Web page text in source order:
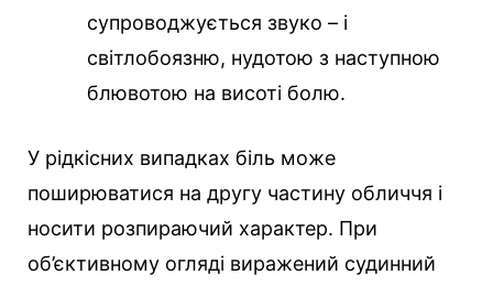
супроводжується звуко – і
світлобоязню, нудотою з наступною
блювотою на висоті болю.
У рідкісних випадках біль може
поширюватися на другу частину обличчя і
носити розпираючий характер. При
об’єктивному огляді виражений судинний